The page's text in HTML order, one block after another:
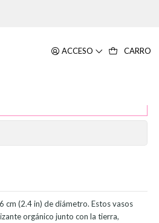
ACCESO CARRO
x50und
cm (2.4 in) de diámetro. Estos vasos
orgánico junto con la tierra,